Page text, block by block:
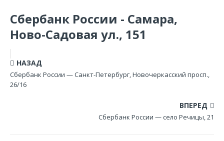
Сбербанк России - Самара,
Ново-Садовая ул., 151
НАЗАД
Сбербанк России — Санкт-Петербург, Новочеркасский просп.,
26/16
ВПЕРЕД
Сбербанк России — село Речицы, 21